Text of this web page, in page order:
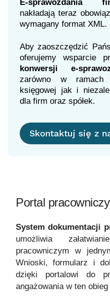
E-sprawozdania
nakładają teraz
wymagany format XML.
Aby zaoszczędzić
oferujemy wsparcie
konwersji e-
zarówno w ramach
księgowej jak i
dla firm oraz spółek.
Skontaktuj się z
Portal pracowniczy
System dokumentacji
umożliwia
pracowniczym w
Wnioski, formularz i
dzięki portalowi do
angażowania w ten